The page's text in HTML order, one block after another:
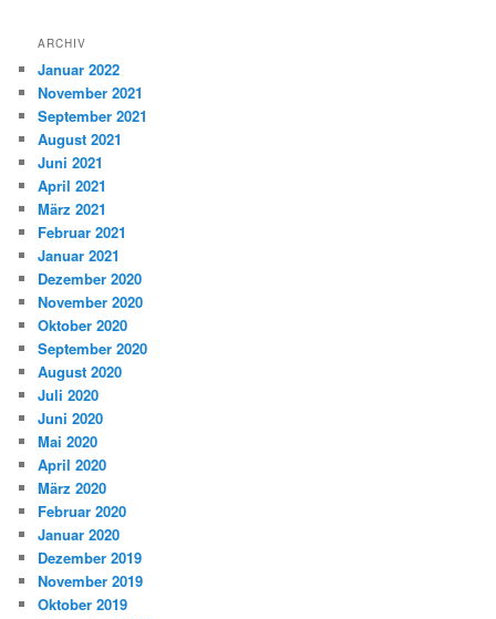
ARCHIV
Januar 2022
November 2021
September 2021
August 2021
Juni 2021
April 2021
März 2021
Februar 2021
Januar 2021
Dezember 2020
November 2020
Oktober 2020
September 2020
August 2020
Juli 2020
Juni 2020
Mai 2020
April 2020
März 2020
Februar 2020
Januar 2020
Dezember 2019
November 2019
Oktober 2019